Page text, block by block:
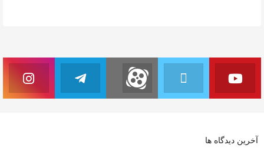
آخرین دیدگاه ها